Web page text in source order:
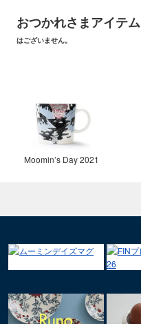
おつかれさまアイテム
はございません。
Moomin’s Day 2021